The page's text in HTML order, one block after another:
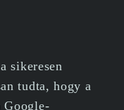
sikeresen
tudta, hogy a
Google-